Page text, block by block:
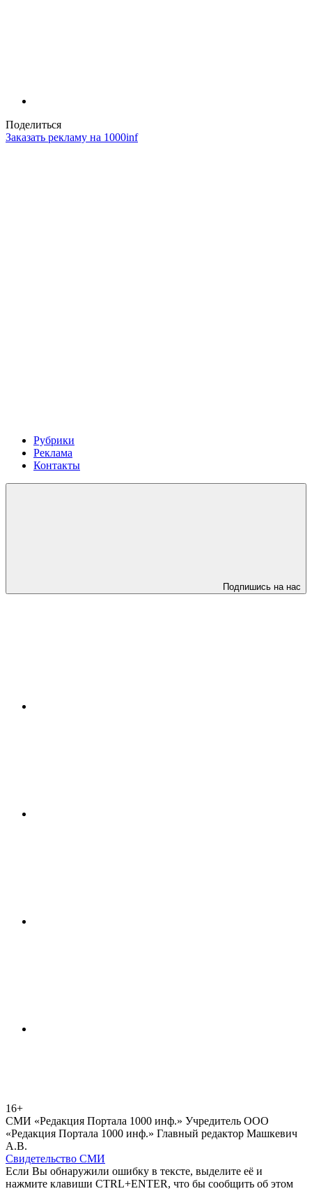
Поделиться
Заказать рекламу на 1000inf
Рубрики
Реклама
Контакты
Подпишись на нас
16+
СМИ «Редакция Портала 1000 инф.» Учредитель ООО
«Редакция Портала 1000 инф.» Главный редактор Машкевич
А.В.
Свидетельство СМИ
Если Вы обнаружили ошибку в тексте, выделите её и
нажмите клавиши CTRL+ENTER, что бы сообщить об этом